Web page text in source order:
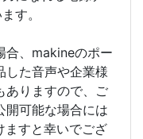
す。
合、makineのポー
した音声や企業様
ありますので、ご
開可能な場合には
ますと幸いでござ